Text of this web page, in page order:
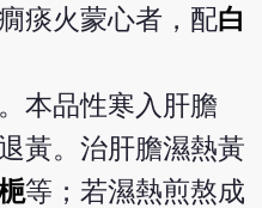
痰火蒙心者，配白
本品性寒入肝膽
黃。治肝膽濕熱黃
等；若濕熱煎熬成